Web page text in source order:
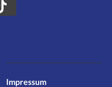
Impressum